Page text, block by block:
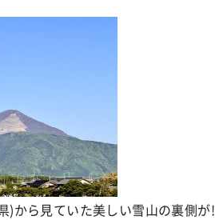
)から見ていた美しい雪山の裏側が!